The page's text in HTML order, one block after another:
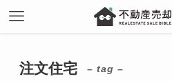
注文住宅 – tag –